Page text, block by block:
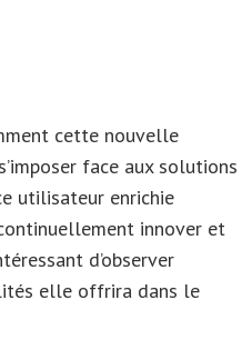
cette nouvelle
face aux solutions
utilisateur enrichie
innover et
d’observer
elle offrira dans le